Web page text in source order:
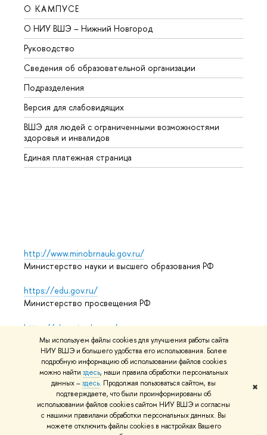
Мы используем файлы cookies для улучшения работы сайта
НИУ ВШЭ и большего удобства его использования. Более
подробную информацию об использовании файлов cookies
можно найти здесь, наши правила обработки персональных
данных –здесь. Продолжая пользоваться сайтом, вы
подтверждаете, что были проинформированы об
использовании файлов cookies сайтом НИУ ВШЭ и согласны
с нашими правилами обработки персональных данных. Вы
можете отключить файлы cookies в настройках Вашего
✖
О КАМПУСЕ
О НИУ ВШЭ – Нижний Новгород
Руководство
Сведения об образовательной организации
Подразделения
Версия для слабовидящих
ВШЭ для людей с ограниченными возможностями
здоровья и инвалидов
Единая платежная страница
http://www.minobrnauki.gov.ru/
Министерство науки и высшего образования РФ
https://edu.gov.ru/
Министерство просвещения РФ
https://elearning.hse.ru/mooc
Массовые открытые онлайн-курсы
© НИУ ВШЭ 1993–2026 Адреса и контактыУсловия
использования материаловПолитика конфиденциальности
Карта сайта
Редактору